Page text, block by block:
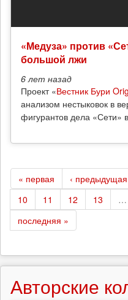
«Медуза» против
большой лжи
6 лет назад
Проект «Вестник Бури
анализом нестыковок в
фигурантов дела «Сети»
« первая ‹ предыдущая
10
11 12 13 …
последняя »
Авторские